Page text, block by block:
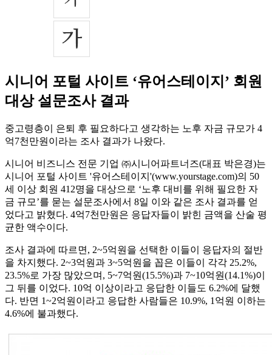
시니어 포털 사이트 ‘유어스테이지’ 회원
대상 설문조사 결과
중고령층이 은퇴 후 필요하다고 생각하는 노후 자금 규모가 4
억7천만원이라는 조사 결과가 나왔다.
시니어 비즈니스 전문 기업 ㈜시니어파트너즈(대표 박은경)는
시니어 포털 사이트 '유어스테이지'(www.yourstage.com)의 50
세 이상 회원 412명을 대상으로 ‘노후 대비를 위해 필요한 자
금 규모’를 묻는 설문조사에서 8일 이와 같은 조사 결과를 얻
었다고 밝혔다. 4억7천만원은 응답자들이 밝힌 금액을 산술 평
균한 액수이다.
조사 결과에 따르면, 2~5억원을 선택한 이들이 응답자의 절반
을 차지했다. 2~3억원과 3~5억원을 꼽은 이들이 각각 25.2%,
23.5%로 가장 많았으며, 5~7억원(15.5%)과 7~10억원(14.1%)이
그 뒤를 이었다. 10억 이상이라고 응답한 이들도 6.2%에 달했
다. 반면 1~2억원이라고 응답한 사람들은 10.9%, 1억원 이하는
4.6%에 불과했다.